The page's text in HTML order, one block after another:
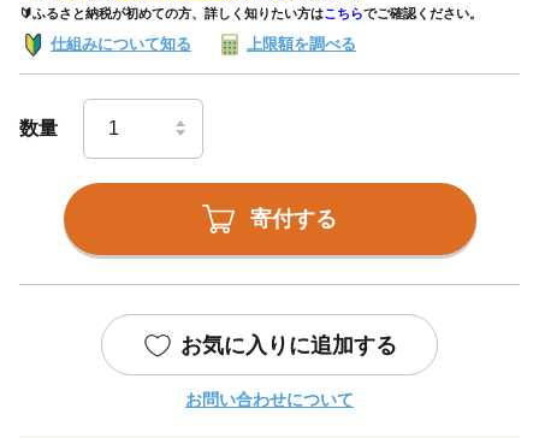
🔰ふるさと納税が初めての方、詳しく知りたい方はこちらでご確認ください。
仕組みについて知る 上限額を調べる
数量
寄付する
お気に入りに追加する
お問い合わせについて